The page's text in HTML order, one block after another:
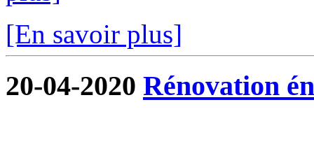
[En savoir plus]
20-04-2020 Rénovation